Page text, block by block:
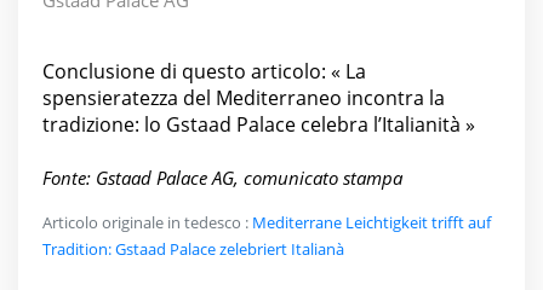
Conclusione di questo articolo: « La
spensieratezza del Mediterraneo incontra la
tradizione: lo Gstaad Palace celebra l’Italianità »
Fonte: Gstaad Palace AG, comunicato stampa
Articolo originale in tedesco : Mediterrane Leichtigkeit trifft auf
Tradition: Gstaad Palace zelebriert Italianà